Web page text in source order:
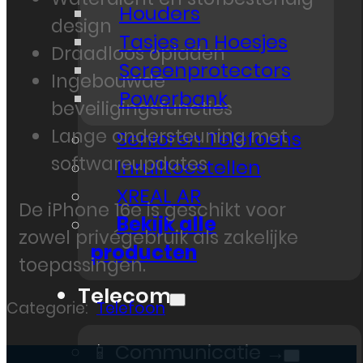
Houders
Tasjes en Hoesjes
Screenprotectors
Powerbank
Senioren Telefoons
Inruiltoestellen
XREAL AR
Bekijk alle
producten
Telecom
📱 Communicatie →
design
Draadloos opladen
Ingebouwde
beveiligingsfuncties
Lange ondersteuning met
softwareupdates
De iPhone 16e is geschikt voor
zowel privégebruik als zakelijke
toepassingen.
Categorie:Telefoon